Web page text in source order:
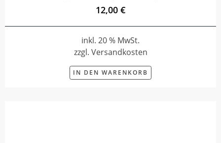
12,00 €
inkl. 20 % MwSt.
zzgl. Versandkosten
IN DEN WARENKORB